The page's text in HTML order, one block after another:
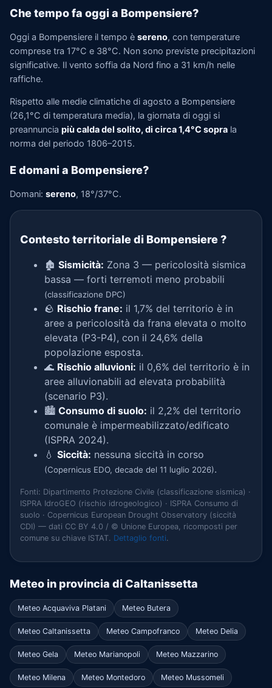
Che tempo fa oggi a Bompensiere?
Oggi a Bompensiere il tempo è sereno, con temperature
comprese tra 17°C e 38°C. Non sono previste precipitazioni
significative. Il vento soffia da Nord fino a 31 km/h nelle
raffiche.
Rispetto alle medie climatiche di agosto a Bompensiere
(26,1°C di temperatura media), la giornata di oggi si
preannuncia più calda del solito, di circa 1,4°C sopra la
norma del periodo 1806–2015.
E domani a Bompensiere?
Domani: sereno, 18°/37°C.
Contesto territoriale di Bompensiere?
🏚️ Sismicità: Zona 3 — pericolosità sismica
bassa — forti terremoti meno probabili
(classificazione DPC)
🪨 Rischio frane: il 1,7% del territorio è in
aree a pericolosità da frana elevata o molto
elevata (P3-P4), con il 24,6% della
popolazione esposta.
🌊 Rischio alluvioni: il 0,6% del territorio è in
aree alluvionabili ad elevata probabilità
(scenario P3).
🏙️ Consumo di suolo: il 2,2% del territorio
comunale è impermeabilizzato/edificato
(ISPRA 2024).
💧 Siccità: nessuna siccità in corso
(Copernicus EDO, decade del 11 luglio 2026).
Fonti: Dipartimento Protezione Civile (classificazione sismica) ·
ISPRA IdroGEO (rischio idrogeologico) · ISPRA Consumo di
suolo · Copernicus European Drought Observatory (siccità
CDI) — dati CC BY 4.0 / © Unione Europea, ricomposti per
comune su chiave ISTAT. Dettaglio fonti.
Meteo in provincia di Caltanissetta
Meteo Acquaviva Platani Meteo Butera
Meteo Caltanissetta Meteo Campofranco Meteo Delia
Meteo Gela Meteo Marianopoli Meteo Mazzarino
Meteo Milena Meteo Montedoro Meteo Mussomeli